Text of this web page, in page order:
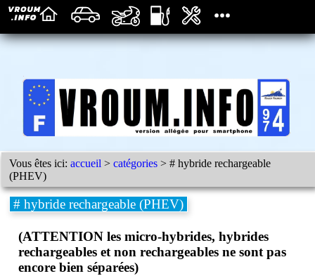
Vous êtes ici:accueil >catégories > # hybride rechargeable
(PHEV)
# hybride rechargeable (PHEV)
(ATTENTION les micro-hybrides, hybrides
rechargeables et non rechargeables ne sont pas
encore bien séparées)